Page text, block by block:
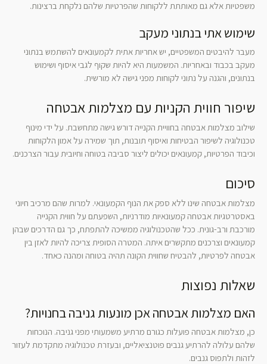
משפטיות אלא גם מאותתת ללקוחות שהפרטיות שלהם נלקחת ברצינות.
שימוש אתי בנתוני מעקב
מעבר להיבטים המשפטיים, יש אחריות אתית לקמעונאים להשתמש בנתוני
מעקב בכבוד ובאחריות. המשמעות היא להיות שקוף לגבי איסוף ושימוש
בנתונים, והגנה על נתוני לקוחות מפני גישה לא מורשית.
שיפור חווית הקניות עם מצלמות אבטחה
שילוב מצלמות אבטחה בחוויית הקנייה דורש גישה מתחשבת. על ידי מינוף
טכנולוגיה לשיפור הבטיחות ואיסוף תובנות, תוך שמירה על אמון הלקוחות
וכיבוד הפרטיות, קמעונאים יכולים ליצור סביבה בטוחה וחיובית עבור הצרכנים.
סיכום
מצלמות אבטחה שינו ללא ספק את הנוף הקמעונאי. למרות שהם מרכיב חיוני
באסטרטגיות אבטחה קמעונאיות מודרניות, השפעתם על חווית הקנייה
מורכבת ורב-גונית. ככל שהטכנולוגיה ממשיכה להתפתח, כך גם הדרכים שבהן
קמעונאים וצרכנים מתקשרים איתה. המטרה הסופית צריכה להיות לאזן בין
אבטחה לפרטיות, להבטיח שחווית הקונה תהיה בטוחה ומהנה כאחד.
שאלות נפוצות
האם מצלמות אבטחה אכן מונעות גניבה בחנויות?
כן, מצלמות אבטחה פועלות כגורם מרתיע משמעותי מפני גניבה. הנוכחות
שלהם עלולה להרתיע גנבים פוטנציאליים, ובעזרת טכנולוגיה מתקדמת לעזור
לזהות ולתפוס גנבים.